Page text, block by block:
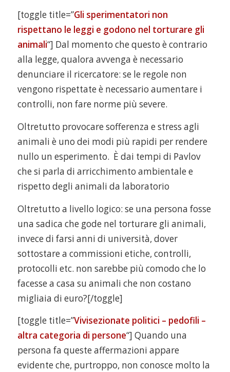
[toggle title=”Gli sperimentatori non
rispettano le leggi e godono nel torturare gli
animali“] Dal momento che questo è contrario
alla legge, qualora avvenga è necessario
denunciare il ricercatore: se le regole non
vengono rispettate è necessario aumentare i
controlli, non fare norme più severe.
Oltretutto provocare sofferenza e stress agli
animali è uno dei modi più rapidi per rendere
nullo un esperimento. È dai tempi di Pavlov
che si parla di arricchimento ambientale e
rispetto degli animali da laboratorio
Oltretutto a livello logico: se una persona fosse
una sadica che gode nel torturare gli animali,
invece di farsi anni di università, dover
sottostare a commissioni etiche, controlli,
protocolli etc. non sarebbe più comodo che lo
facesse a casa su animali che non costano
migliaia di euro?[/toggle]
[toggle title=”Vivisezionate politici – pedofili –
altra categoria di persone“] Quando una
persona fa queste affermazioni appare
evidente che, purtroppo, non conosce molto la